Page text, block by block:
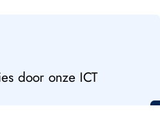
door onze ICT